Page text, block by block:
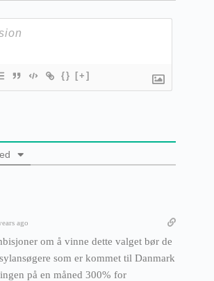
{} [+]
ago
om å vinne dette valget bør de
som er kommet til Danmark
på en måned 300% for